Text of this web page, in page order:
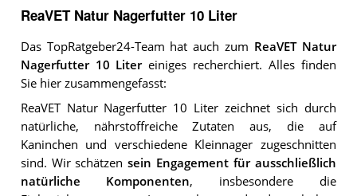
ReaVET Natur Nagerfutter 10 Liter
Das TopRatgeber24-Team hat auch zum ReaVET Natur
Nagerfutter 10 Litereiniges recherchiert. Alles finden
Sie hier zusammengefasst:
ReaVET Natur Nagerfutter 10 Liter zeichnet sich durch
natürliche, nährstoffreiche Zutaten aus, die auf
Kaninchen und verschiedene Kleinnager zugeschnitten
sind. Wir schätzensein Engagement für ausschließlich
natürliche Komponenten, insbesondere die